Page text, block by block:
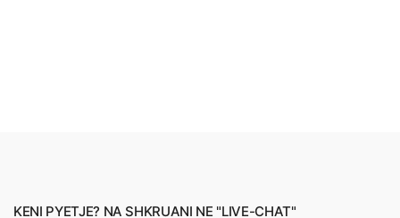
KENI PYETJE? NA SHKRUANI NE "LIVE-CHAT"